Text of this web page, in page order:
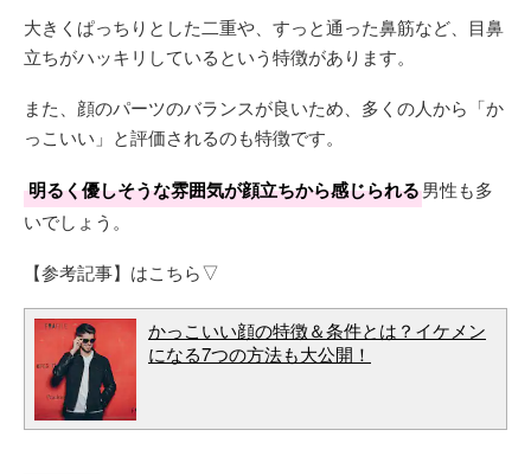
大きくぱっちりとした二重や、すっと通った鼻筋など、目鼻
立ちがハッキリしているという特徴があります。
また、顔のパーツのバランスが良いため、多くの人から「か
っこいい」と評価されるのも特徴です。
明るく優しそうな雰囲気が顔立ちから感じられる男性も多
いでしょう。
【参考記事】はこちら▽
かっこいい顔の特徴＆条件とは？イケメン
になる7つの方法も大公開！